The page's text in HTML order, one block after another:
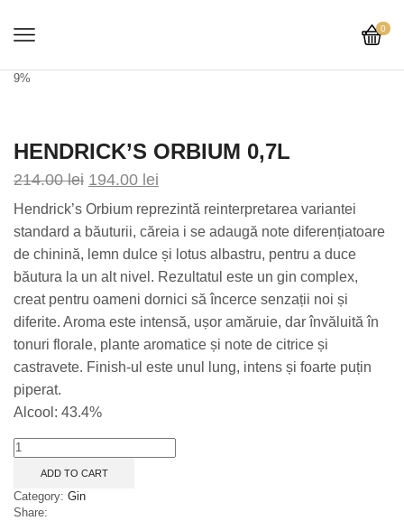
0
9%
HENDRICK’S ORBIUM 0,7L
214.00lei 194.00 lei
Hendrick’s Orbium reprezintă reinterpretarea variantei
standard a băuturii, căreia i se adaugă note diferențiatoare
de chinină, lemn dulce și lotus albastru, pentru a duce
băutura la un alt nivel. Rezultatul este un gin complex,
creat pentru oameni dornici să încerce senzații noi și
diferite. Aroma este intensă, ușor amăruie, dar învăluită în
tonuri florale, plante aromatice și note de citrice și
castravete. Finish-ul este unul lung, intens și foarte puțin
piperat.
Alcool: 43.4%
Hendrick'S
Orbium
quantity
ADD TO CART
Category: Gin
Share: